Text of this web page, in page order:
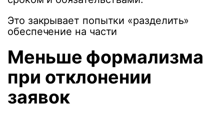
Это закрывает попытки «разделить»
обеспечение на части
Меньше формализма
при отклонении
заявок